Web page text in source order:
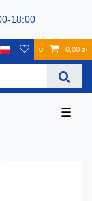
18:00
0 0,00 zł
☰